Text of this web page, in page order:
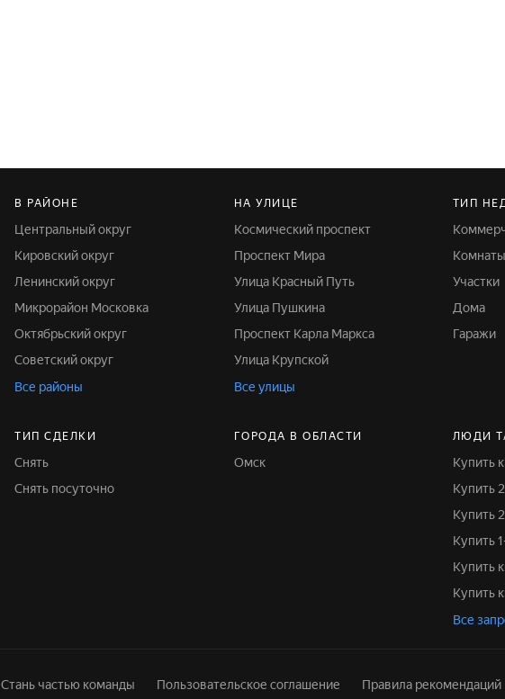
В РАЙОНЕ
Центральный округ
Кировский округ
Ленинский округ
Микрорайон Московка
Октябрьский округ
Советский округ
Все районы
НА УЛИЦЕ
Космический проспект
Проспект Мира
Улица Красный Путь
Улица Пушкина
Проспект Карла Маркса
Улица Крупской
Все улицы
ТИП
Комнаты
Участки
Дома
Гаражи
ТИП СДЕЛКИ
Снять
Снять посуточно
ГОРОДА В ОБЛАСТИ
Омск
ЛЮДИ
Купить
Купить
Купить
Купить
Все
Стань частью команды Пользовательское соглашение Правила рекомендаций